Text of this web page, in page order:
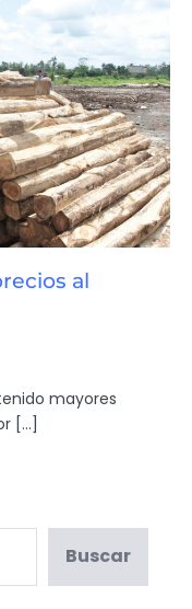
al
mayores
[…]
Buscar